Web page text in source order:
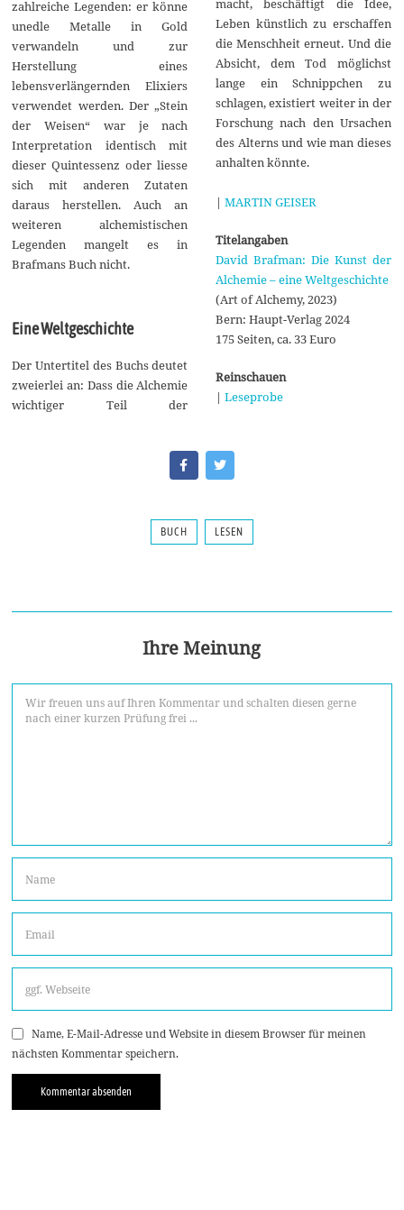
zahlreiche Legenden: er könne
unedle Metalle in Gold
verwandeln und zur
Herstellung eines
lebensverlängernden Elixiers
verwendet werden. Der „Stein
der Weisen“ war je nach
Interpretation identisch mit
dieser Quintessenz oder liesse
sich mit anderen Zutaten
daraus herstellen. Auch an
weiteren alchemistischen
Legenden mangelt es in
Brafmans Buch nicht.
Eine Weltgeschichte
Der Untertitel des Buchs deutet
zweierlei an: Dass die Alchemie
wichtiger Teil der
Leben künstlich zu erschaffen
die Menschheit erneut. Und die
Absicht, dem Tod möglichst
lange ein Schnippchen zu
schlagen, existiert weiter in der
Forschung nach den Ursachen
des Alterns und wie man dieses
anhalten könnte.
| MARTIN GEISER
Titelangaben
David Brafman: Die Kunst der
Alchemie – eine Weltgeschichte
(Art of Alchemy, 2023)
Bern: Haupt-Verlag 2024
175 Seiten, ca. 33 Euro
Reinschauen
| Leseprobe
BUCH LESEN
Ihre Meinung
Name, E-Mail-Adresse und Website in diesem Browser für meinen
nächsten Kommentar speichern.